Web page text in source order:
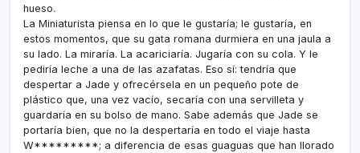
hueso.
La Miniaturista piensa en lo que le gustaría; le gustaría, en
estos momentos, que su gata romana durmiera en una jaula a
su lado. La miraría. La acariciaría. Jugaría con su cola. Y le
pediría leche a una de las azafatas. Eso sí: tendría que
despertar a Jade y ofrecérsela en un pequeño pote de
plástico que, una vez vacío, secaría con una servilleta y
guardaría en su bolso de mano. Sabe además que Jade se
portaría bien, que no la despertaría en todo el viaje hasta
W*********; a diferencia de esas guaguas que han llorado